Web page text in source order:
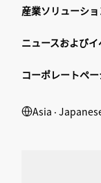
産業ソリューシ
ニュースおよびイ
コーポレートペ
Asia ‧